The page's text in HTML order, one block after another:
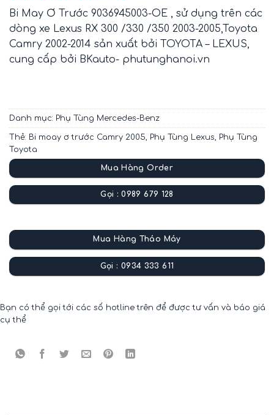
Bi May Ơ Trước 9036945003-OE , sử dụng trên các
dòng xe Lexus RX 300 /330 /350 2003-2005,Toyota
Camry 2002-2014 sản xuất bởi TOYOTA – LEXUS,
cung cấp bởi BKauto- phutunghanoi.vn
Danh mục: Phụ Tùng Mercedes-Benz
Thẻ: Bi moay ơ trước Camry 2005 Phụ Tùng Lexus
Phụ Tùng
Toyota
Mua Hàng Order
Gọi : 0989 679 128
Mua Hàng Tháo Máy
Gọi : 0934 333 611
Bạn có thể gọi tới các số hotline trên để được tư vấn và báo giá
cụ thể